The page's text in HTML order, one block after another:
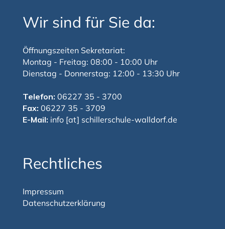
Wir sind für Sie da:
Öffnungszeiten Sekretariat:
Montag - Freitag: 08:00 - 10:00 Uhr
Dienstag - Donnerstag: 12:00 - 13:30 Uhr
Telefon: 06227 35 - 3700
Fax: 06227 35 - 3709
E-Mail: info [at] schillerschule-walldorf.de
Rechtliches
Impressum
Datenschutzerklärung